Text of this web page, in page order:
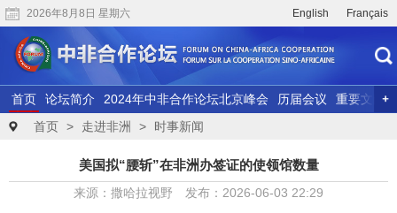
2026年8月8日 星期六 English Français
首页 论坛简介 2024年中非合作论坛北京峰会 历届会议
重要文献
联合研究
精彩视频
首页 > 走进非洲 > 时事新闻
美国拟“腰斩”在非洲办签证的使领馆数量
来源：撒哈拉视野 发布：2026-06-03 22:29